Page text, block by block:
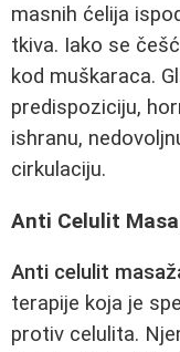
masnih ćelija
tkiva. Iako se
kod muškaraca.
predispoziciju,
ishranu,
cirkulaciju.
Anti Celulit
Anti celulit
terapije koja je
protiv celulita.